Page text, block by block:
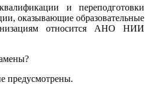
и переподготовки
оказывающие образовательные
относится АНО НИИ
предусмотрены.